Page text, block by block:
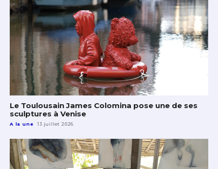
Le Toulousain James Colomina pose une de ses
sculptures à Venise
A la une 13 juillet 2026